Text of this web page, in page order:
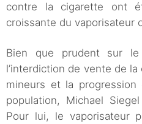
contre la cigarette ont
croissante du vaporisateur
Bien que prudent sur
l’interdiction de vente de
mineurs et la
population, Michael
Pour lui, le vaporisateur